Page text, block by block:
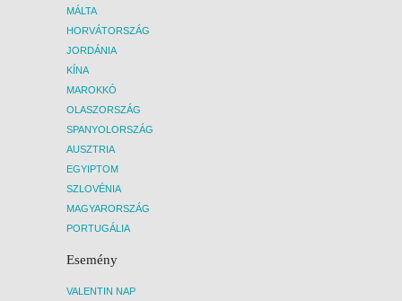
MÁLTA
HORVÁTORSZÁG
JORDÁNIA
KÍNA
MAROKKÓ
OLASZORSZÁG
SPANYOLORSZÁG
AUSZTRIA
EGYIPTOM
SZLOVÉNIA
MAGYARORSZÁG
PORTUGÁLIA
Esemény
VALENTIN NAP